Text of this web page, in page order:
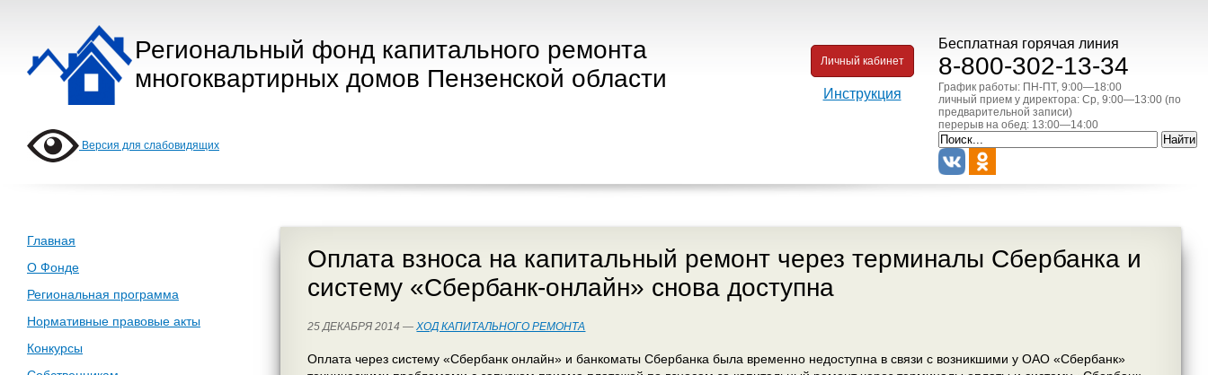
Региональный фонд капитального ремонта
многоквартирных домов Пензенской области
Бесплатная горячая линия
8-800-302-13-34
График работы: ПН-ПТ, 9:00—18:00
личный прием у директора: Ср, 9:00—13:00 (по
предварительной записи)
перерыв на обед: 13:00—14:00
Личный кабинет
Инструкция
Версия для слабовидящих
Главная
О Фонде
Региональная программа
Нормативные правовые акты
Конкурсы
Оплата взноса на капитальный ремонт через терминалы Сбербанка и
систему «Сбербанк-онлайн» снова доступна
25 ДЕКАБРЯ 2014 —ХОД КАПИТАЛЬНОГО РЕМОНТА
Оплата через систему «Сбербанк онлайн» и банкоматы Сбербанка была временно недоступна в связи с возникшими у ОАО «Сбербанк»